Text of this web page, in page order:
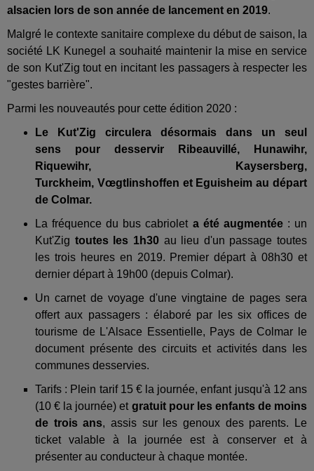
alsacien lors de son année de lancement en 2019.
Malgré le contexte sanitaire complexe du début de saison, la
société LK Kunegel a souhaité maintenir la mise en service
de son Kut'Zig tout en incitant les passagers à respecter les
"gestes barrière".
Parmi les nouveautés pour cette édition 2020 :
Le Kut'Zig circulera désormais dans un seul
sens pour desservir Ribeauvillé, Hunawihr,
Riquewihr, Kaysersberg,
Turckheim, Vœgtlinshoffen et Eguisheim au départ
de Colmar.
La fréquence du bus cabriolet a été augmentée: un
Kut'Zig toutes les 1h30au lieu d'un passage toutes
les trois heures en 2019. Premier départ à 08h30 et
dernier départ à 19h00 (depuis Colmar).
Un carnet de voyage d'une vingtaine de pages sera
offert aux passagers : élaboré par les six offices de
tourisme de L'Alsace Essentielle, Pays de Colmar le
document présente des circuits et activités dans les
communes desservies.
Tarifs : Plein tarif 15 € la journée, enfant jusqu'à 12 ans
(10 € la journée) et gratuit pour les enfants de moins
de trois ans, assis sur les genoux des parents. Le
ticket valable à la journée est à conserver et à
présenter au conducteur à chaque montée.